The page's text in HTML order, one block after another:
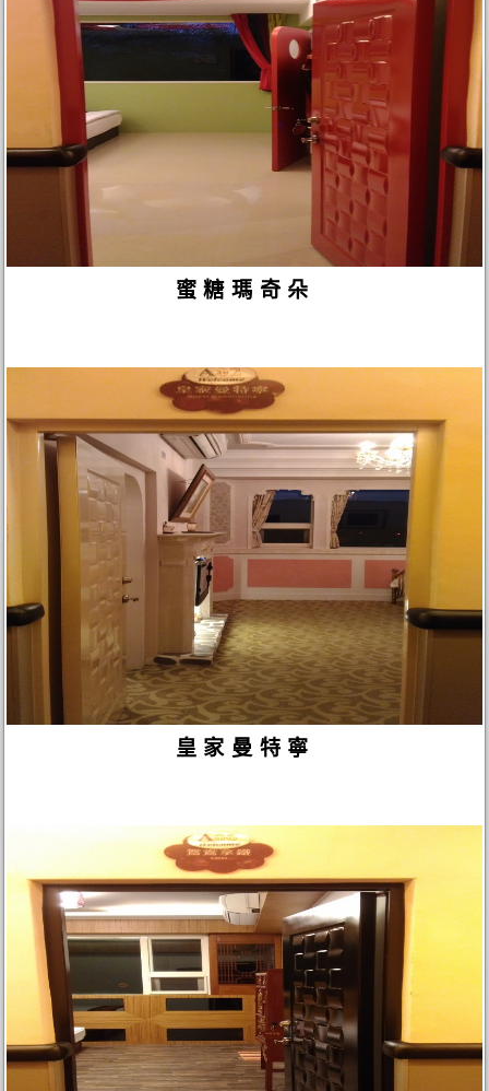
蜜糖瑪奇朵
皇家曼特寧